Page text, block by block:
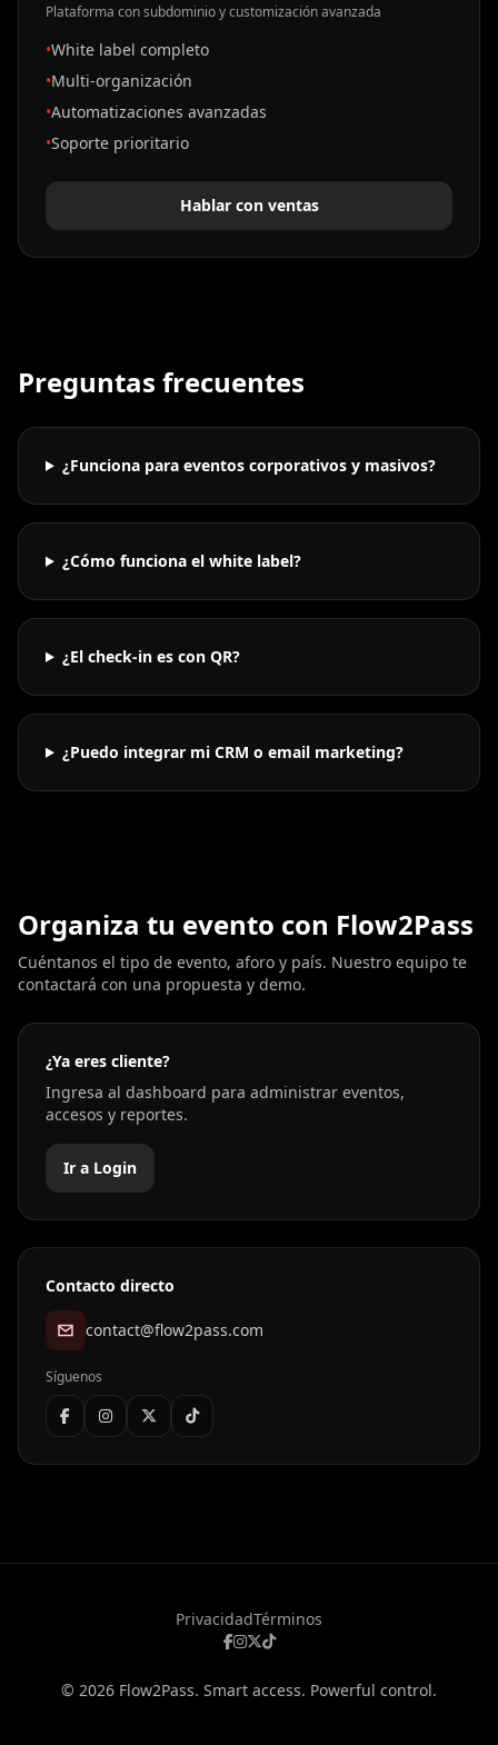
Plataforma con subdominio y customización avanzada
•White label completo
•Multi-organización
•Automatizaciones avanzadas
•Soporte prioritario
Hablar con ventas
Preguntas frecuentes
¿Funciona para eventos corporativos y masivos?
¿Cómo funciona el white label?
¿El check-in es con QR?
¿Puedo integrar mi CRM o email marketing?
Organiza tu evento con Flow2Pass
Cuéntanos el tipo de evento, aforo y país. Nuestro equipo te
contactará con una propuesta y demo.
¿Ya eres cliente?
Ingresa al dashboard para administrar eventos,
accesos y reportes.
Ir a Login
Contacto directo
contact@flow2pass.com
Síguenos
PrivacidadTérminos
© 2026 Flow2Pass. Smart access. Powerful control.